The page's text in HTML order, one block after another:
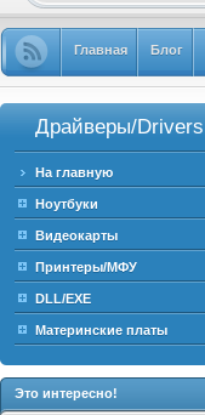
Главная Блог
Драйверы/Drivers
На главную
Ноутбуки
Видеокарты
Принтеры/МФУ
DLL/EXE
Материнские платы
Это интересно!